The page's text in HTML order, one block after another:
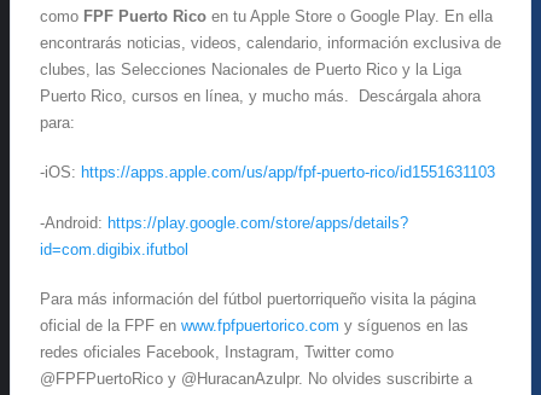
como FPF Puerto Rico en tu Apple Store o Google Play. En ella
encontrarás noticias, videos, calendario, información exclusiva de
clubes, las Selecciones Nacionales de Puerto Rico y la Liga
Puerto Rico, cursos en línea, y mucho más. Descárgala ahora
para:
-iOS: https://apps.apple.com/us/app/fpf-puerto-rico/id1551631103
-Android: https://play.google.com/store/apps/details?
id=com.digibix.ifutbol
Para más información del fútbol puertorriqueño visita la página
oficial de la FPF en www.fpfpuertorico.com y síguenos en las
redes oficiales Facebook, Instagram, Twitter como
@FPFPuertoRico y @HuracanAzulpr. No olvides suscribirte a